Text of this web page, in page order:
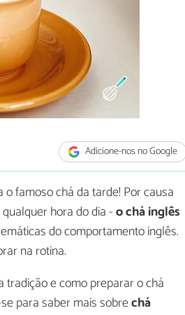
Adicione-nos no Google
o famoso chá da tarde! Por causa
hora do dia -o chá inglês
do comportamento inglês.
na rotina.
tradição e como preparar o chá
para saber mais sobrechá